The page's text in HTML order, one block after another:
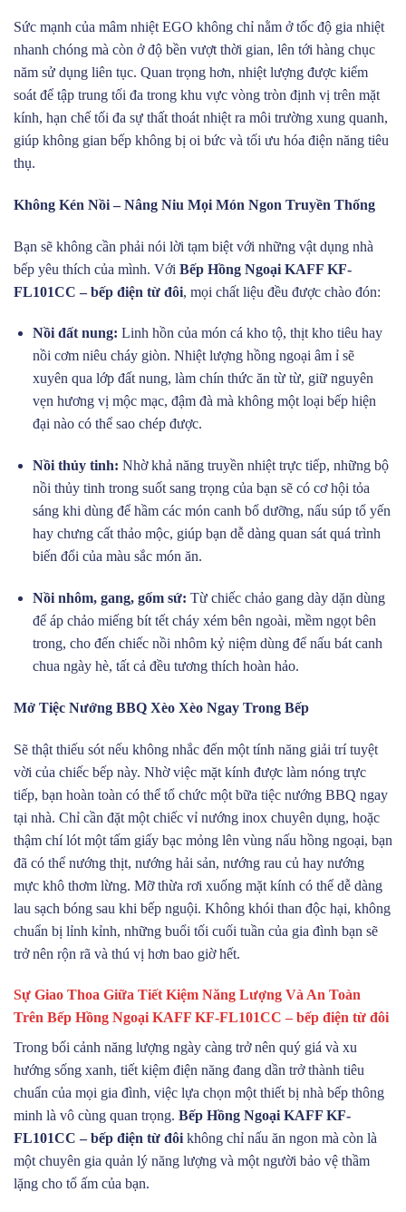
Sức mạnh của mâm nhiệt EGO không chỉ nằm ở tốc độ gia nhiệt
nhanh chóng mà còn ở độ bền vượt thời gian, lên tới hàng chục
năm sử dụng liên tục. Quan trọng hơn, nhiệt lượng được kiểm
soát để tập trung tối đa trong khu vực vòng tròn định vị trên mặt
kính, hạn chế tối đa sự thất thoát nhiệt ra môi trường xung quanh,
giúp không gian bếp không bị oi bức và tối ưu hóa điện năng tiêu
thụ.
Không Kén Nồi – Nâng Niu Mọi Món Ngon Truyền Thống
Bạn sẽ không cần phải nói lời tạm biệt với những vật dụng nhà
bếp yêu thích của mình. Với Bếp Hồng Ngoại KAFF KF-
FL101CC – bếp điện từ đôi, mọi chất liệu đều được chào đón:
Nồi đất nung: Linh hồn của món cá kho tộ, thịt kho tiêu hay
nồi cơm niêu cháy giòn. Nhiệt lượng hồng ngoại âm ỉ sẽ
xuyên qua lớp đất nung, làm chín thức ăn từ từ, giữ nguyên
vẹn hương vị mộc mạc, đậm đà mà không một loại bếp hiện
đại nào có thể sao chép được.
Nồi thủy tinh: Nhờ khả năng truyền nhiệt trực tiếp, những bộ
nồi thủy tinh trong suốt sang trọng của bạn sẽ có cơ hội tỏa
sáng khi dùng để hầm các món canh bổ dưỡng, nấu súp tổ yến
hay chưng cất thảo mộc, giúp bạn dễ dàng quan sát quá trình
biến đổi của màu sắc món ăn.
Nồi nhôm, gang, gốm sứ: Từ chiếc chảo gang dày dặn dùng
để áp chảo miếng bít tết cháy xém bên ngoài, mềm ngọt bên
trong, cho đến chiếc nồi nhôm kỷ niệm dùng để nấu bát canh
chua ngày hè, tất cả đều tương thích hoàn hảo.
Mở Tiệc Nướng BBQ Xèo Xèo Ngay Trong Bếp
Sẽ thật thiếu sót nếu không nhắc đến một tính năng giải trí tuyệt
vời của chiếc bếp này. Nhờ việc mặt kính được làm nóng trực
tiếp, bạn hoàn toàn có thể tổ chức một bữa tiệc nướng BBQ ngay
tại nhà. Chỉ cần đặt một chiếc vỉ nướng inox chuyên dụng, hoặc
thậm chí lót một tấm giấy bạc mỏng lên vùng nấu hồng ngoại, bạn
đã có thể nướng thịt, nướng hải sản, nướng rau củ hay nướng
mực khô thơm lừng. Mỡ thừa rơi xuống mặt kính có thể dễ dàng
lau sạch bóng sau khi bếp nguội. Không khói than độc hại, không
chuẩn bị lỉnh kỉnh, những buổi tối cuối tuần của gia đình bạn sẽ
trở nên rộn rã và thú vị hơn bao giờ hết.
Sự Giao Thoa Giữa Tiết Kiệm Năng Lượng Và An Toàn
Trên Bếp Hồng Ngoại KAFF KF-FL101CC – bếp điện từ đôi
Trong bối cảnh năng lượng ngày càng trở nên quý giá và xu
hướng sống xanh, tiết kiệm điện năng đang dần trở thành tiêu
chuẩn của mọi gia đình, việc lựa chọn một thiết bị nhà bếp thông
minh là vô cùng quan trọng. Bếp Hồng Ngoại KAFF KF-
FL101CC – bếp điện từ đôikhông chỉ nấu ăn ngon mà còn là
một chuyên gia quản lý năng lượng và một người bảo vệ thầm
lặng cho tổ ấm của bạn.